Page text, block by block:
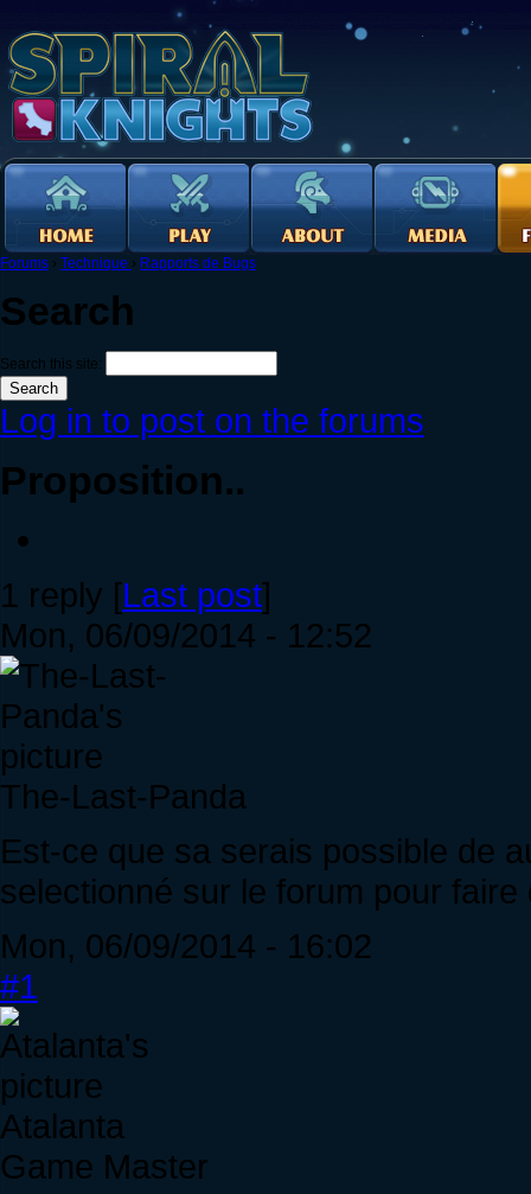
Forums › Technique › Rapports de Bugs
Search
Search this site:
Log in to post on the forums
Proposition..
1 reply [Last post]
Mon, 06/09/2014 - 12:52
The-Last-Panda
Est-ce que sa serais possible de
selectionné sur le forum pour
Mon, 06/09/2014 - 16:02
#1
Atalanta
Game Master